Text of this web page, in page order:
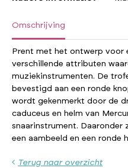
Omschrijving
Prent met het ontwerp voor
verschillende attributen
muziekinstrumenten. De
bevestigd aan een ronde
wordt gekenmerkt door de
caduceus en helm van
snaarinstrument. Daaronder
een aambeeld en een ronde
Terug naar overzicht